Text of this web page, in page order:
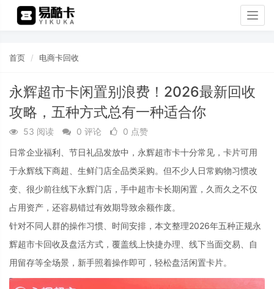
首页 电商卡回收
永辉超市卡闲置别浪费！2026最新回收
攻略，五种方式总有一种适合你
53 阅读 0 评论
0 点赞
日常企业福利、节日礼品发放中，永辉超市卡十分常见，卡片可用
于永辉线下商超、生鲜门店全品类采购。但不少人日常购物习惯改
变、很少前往线下永辉门店，手中超市卡长期闲置，久而久之不仅
占用资产，还容易错过有效期导致余额作废。
针对不同人群的操作习惯、时间安排，本文整理2026年五种正规永
辉超市卡回收及盘活方式，覆盖线上快捷办理、线下当面交易、自
用留存等全场景，新手照着操作即可，轻松盘活闲置卡片。